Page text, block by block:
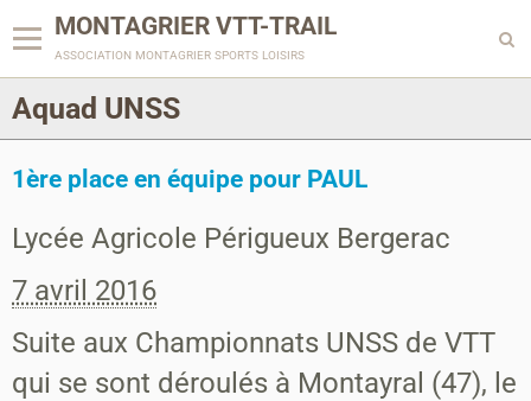
MONTAGRIER VTT-TRAIL
association montagrier sports loisirs
Aquad UNSS
1ère place en équipe pour PAUL
Lycée Agricole Périgueux Bergerac
7 avril 2016
Suite aux Championnats UNSS de VTT
qui se sont déroulés à Montayral (47), le